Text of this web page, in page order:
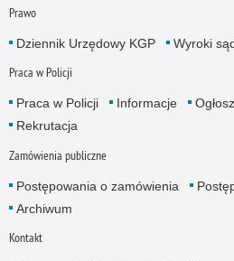
Prawo
Dziennik Urzędowy KGP Wyroki
Praca w Policji
Praca w Policji Informacje
Rekrutacja
Zamówienia publiczne
Postępowania o zamówienia
Archiwum
Kontakt